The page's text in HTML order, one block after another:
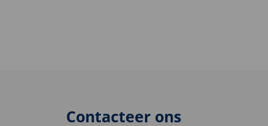
Contacteer ons